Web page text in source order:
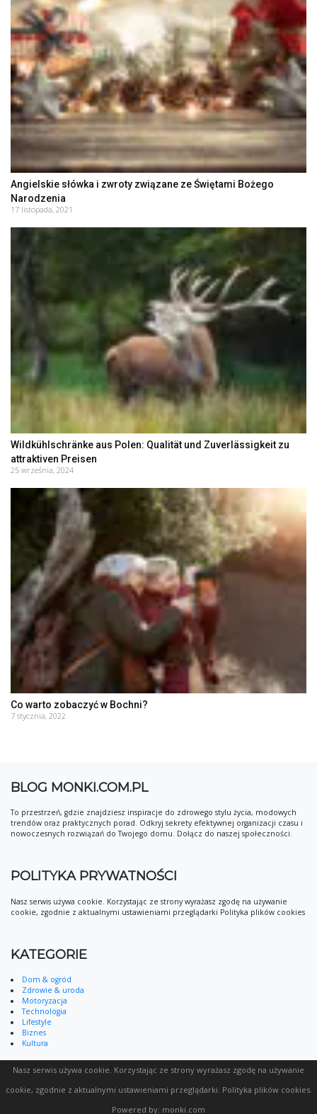
Angielskie słówka i zwroty związane ze Świętami Bożego
Narodzenia
17 listopada, 2021
Wildkühlschränke aus Polen: Qualität und Zuverlässigkeit zu
attraktiven Preisen
25 września, 2024
Co warto zobaczyć w Bochni?
7 stycznia, 2022
BLOG MONKI.COM.PL
To przestrzeń, gdzie znajdziesz inspiracje do zdrowego stylu życia, modowych
trendów oraz praktycznych porad. Odkryj sekrety efektywnej organizacji czasu i
nowoczesnych rozwiązań do Twojego domu. Dołącz do naszej społeczności.
POLITYKA PRYWATNOŚCI
Nasz serwis używa cookie. Korzystając ze strony wyrażasz zgodę na używanie
cookie, zgodnie z aktualnymi ustawieniami przeglądarki Polityka plików cookies
KATEGORIE
Dom & ogród
Zdrowie & uroda
Motoryzacja
Technologia
Lifestyle
Biznes
Kultura
Nasz serwis używa cookie. Korzystając ze strony wyrażasz zgodę na używanie
cookie, zgodnie z aktualnymi ustawieniami przeglądarki. Polityka plików cookies.
Powered by: monki.com